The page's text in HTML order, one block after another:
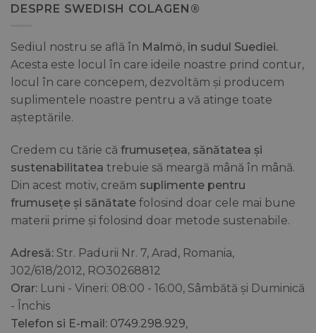
DESPRE SWEDISH COLAGEN®
Sediul nostru se află în Malmö, în sudul Suediei.
Acesta este locul în care ideile noastre prind contur,
locul în care concepem, dezvoltăm și producem
suplimentele noastre pentru a vă atinge toate
așteptările.
Credem cu tărie că frumusețea, sănătatea și
sustenabilitatea trebuie să meargă mână în mână.
Din acest motiv, creăm suplimente pentru
frumusețe și sănătate folosind doar cele mai bune
materii prime și folosind doar metode sustenabile.
Adresă: Str. Padurii Nr. 7, Arad, Romania,
J02/618/2012, RO30268812
Orar: Luni - Vineri: 08:00 - 16:00, Sâmbătă și Duminică
- Închis
Telefon si E-mail: 0749.298.929,